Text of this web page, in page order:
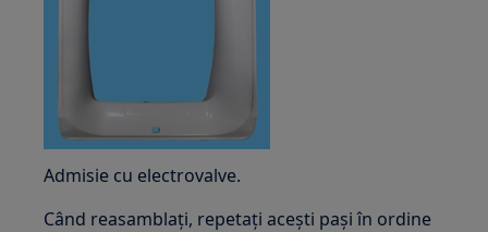
Admisie cu electrovalve.
Când reasamblați, repetați acești pași în ordine